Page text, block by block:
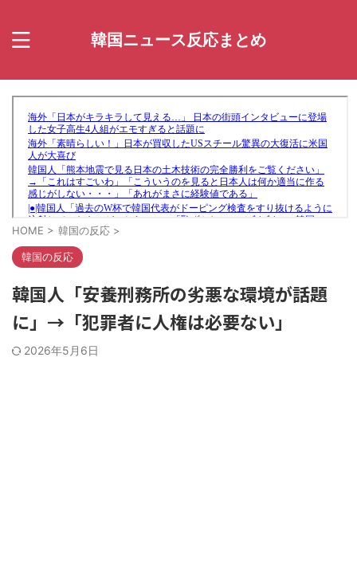
韓国ニュース反応まとめ
HOME > 韓国の反応 >
韓国の反応
韓国人「安養刑務所の劣悪な環境が話題
に」→「犯罪者に人権は必要ない」
2026年5月6日